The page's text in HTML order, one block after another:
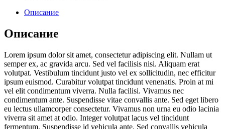
Описание
Описание
Lorem ipsum dolor sit amet, consectetur adipiscing elit. Nullam ut
semper ex, ac gravida arcu. Sed vel facilisis nisi. Aliquam erat
volutpat. Vestibulum tincidunt justo vel ex sollicitudin, nec efficitur
ipsum euismod. Curabitur volutpat tincidunt venenatis. Proin at mi
vel elit condimentum viverra. Nulla facilisi. Vivamus nec
condimentum ante. Suspendisse vitae convallis ante. Sed eget libero
eu lectus ullamcorper consectetur. Vivamus non urna eu odio lacinia
viverra sit amet at odio. Integer volutpat lacus vel tincidunt
fermentum. Suspendisse id vehicula ante. Sed convallis vehicula